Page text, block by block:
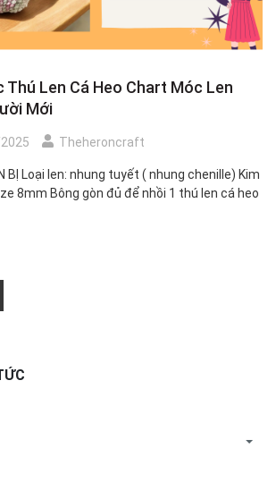
Thú Len Cá Heo Chart Móc Len
Mới
Theheroncraft
BỊ Loại len: nhung tuyết ( nhung chenille) Kim
8mm Bông gòn đủ để nhồi 1 thú len cá heo